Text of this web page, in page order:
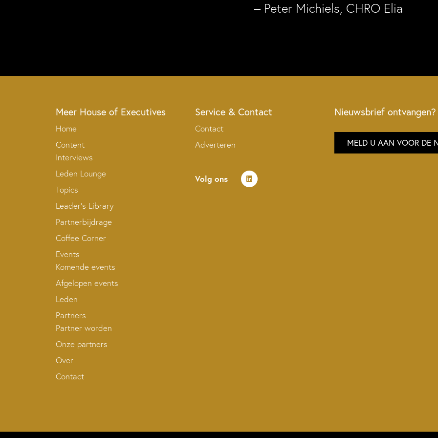
– Peter Michiels, CHRO Elia
Meer House of Executives
Home
Content
Interviews
Leden Lounge
Topics
Leader’s Library
Partnerbijdrage
Coffee Corner
Events
Komende events
Afgelopen events
Leden
Partners
Partner worden
Onze partners
Over
Contact
Service & Contact
Contact
Adverteren
Volg ons
Nieuwsbrief ontvangen?
MELD U AAN VOOR DE